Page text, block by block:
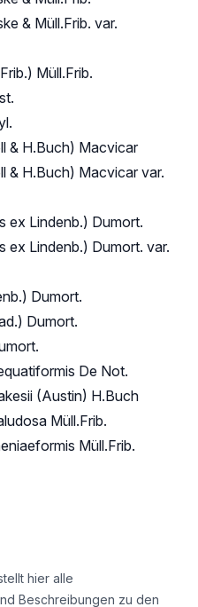
& Müll.Frib. var.
Müll.Frib.
& H.Buch) Macvicar
& H.Buch) Macvicar var.
ex Lindenb.) Dumort.
ex Lindenb.) Dumort. var.
Dumort.
Dumort.
De Not.
(Austin) H.Buch
Müll.Frib.
Müll.Frib.
hier alle
Beschreibungen zu den